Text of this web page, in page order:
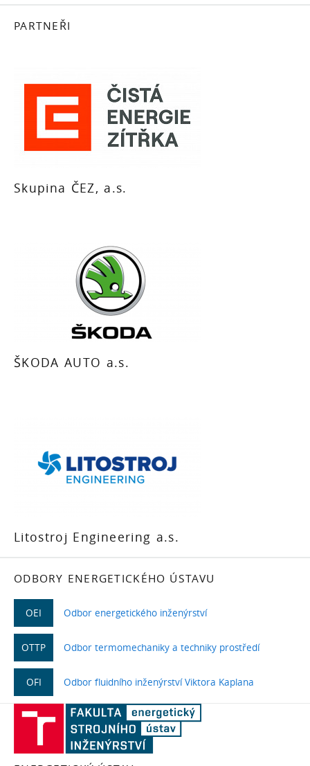
PARTNEŘI
Skupina ČEZ, a.s.
ŠKODA AUTO a.s.
Litostroj Engineering a.s.
ODBORY ENERGETICKÉHO ÚSTAVU
OEI Odbor energetického inženýrství
OTTP Odbor termomechaniky a techniky prostředí
OFI Odbor fluidního inženýrství Viktora Kaplana